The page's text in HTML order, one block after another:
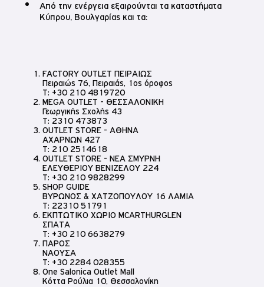
20% έκπτωση
στα πολυκαταστήματα notos!
Από την ενέργεια εξαιρούνται τα καταστήματα
Κύπρου, Βουλγαρίας και τα:
FACTORY OUTLET ΠΕΙΡΑΙΩΣ
Πειραιώς 76, Πειραιάς, 1ος όροφος
T: +30 210 4819720
MEGA OUTLET - ΘΕΣΣΑΛΟΝΙΚΗ
Γεωργικής Σχολής 43
T: 2310 473873
OUTLET STORE - ΑΘΗΝΑ
ΑΧΑΡΝΩΝ 427
T: 210 2514618
OUTLET STORE - ΝΕΑ ΣΜΥΡΝΗ
ΕΛΕΥΘΕΡΙΟΥ ΒΕΝΙΖΕΛΟΥ 224
T: +30 210 9828299
SHOP GUIDE
ΒΥΡΩΝΟΣ & ΧΑΤΖΟΠΟΥΛΟΥ 16 ΛΑΜΙΑ
T: 22310 51791
ΕΚΠΤΩΤΙΚΟ ΧΩΡΙΟ MCARTHURGLEN
ΣΠΑΤΑ
T: +30 210 6638279
ΠΑΡΟΣ
ΝΑΟΥΣΑ
T: +30 2284 028355
One Salonica Outlet Mall
Κόττα Ρούλια 10, Θεσσαλονίκη